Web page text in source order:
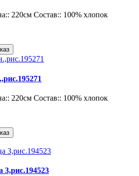
220см Состав:: 100% хлопок
220см Состав:: 100% хлопок
3,рис.194523